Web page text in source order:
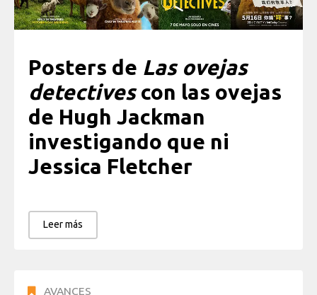
Posters de Las ovejas
detectivescon las ovejas
de Hugh Jackman
investigando que ni
Jessica Fletcher
Leer más
AVANCES